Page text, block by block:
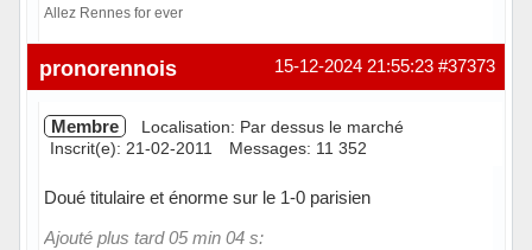
Allez Rennes for ever
Hors ligne #37373
15-12-2024 21:55:23
pronorennois
Membre
Localisation: Par dessus le marché
Inscrit(e): 21-02-2011
Messages: 11 352
Doué titulaire et énorme sur le 1-0 parisien
Ajouté plus tard 05 min 04 s: